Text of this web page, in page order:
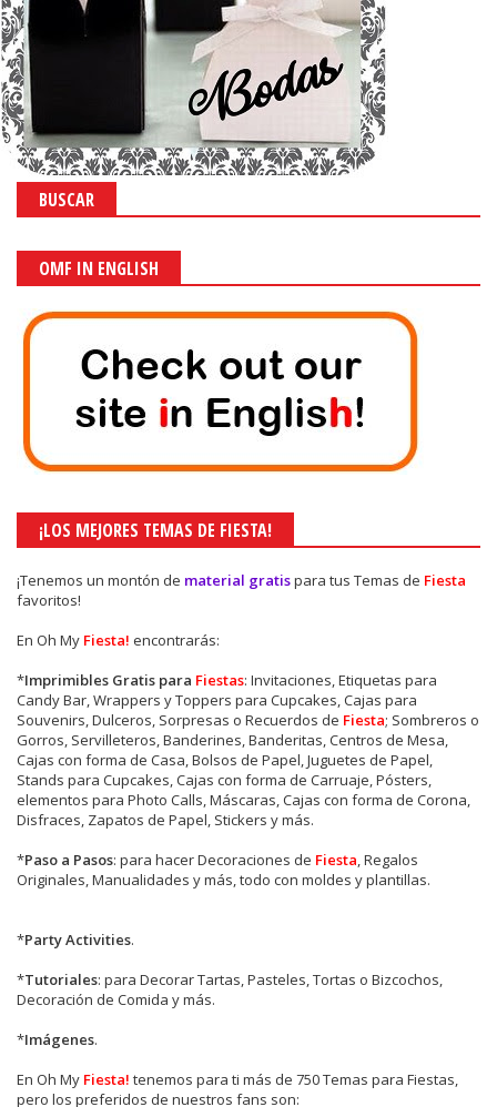
BUSCAR
OMF IN ENGLISH
¡LOS MEJORES TEMAS DE FIESTA!
¡Tenemos un montón de material gratispara tus Temas de Fiesta
favoritos!
En Oh My Fiesta! encontrarás:
*Imprimibles Gratis para Fiestas: Invitaciones, Etiquetas para
Candy Bar, Wrappers y Toppers para Cupcakes, Cajas para
Souvenirs, Dulceros, Sorpresas o Recuerdos de Fiesta; Sombreros o
Gorros, Servilleteros, Banderines, Banderitas, Centros de Mesa,
Cajas con forma de Casa, Bolsos de Papel, Juguetes de Papel,
Stands para Cupcakes, Cajas con forma de Carruaje, Pósters,
elementos para Photo Calls, Máscaras, Cajas con forma de Corona,
Disfraces, Zapatos de Papel, Stickers y más.
*Paso a Pasos: para hacer Decoraciones de Fiesta, Regalos
Originales, Manualidades y más, todo con moldes y plantillas.
*Party Activities.
*Tutoriales: para Decorar Tartas, Pasteles, Tortas o Bizcochos,
Decoración de Comida y más.
*Imágenes.
En Oh My Fiesta! tenemos para ti más de 750 Temas para Fiestas,
pero los preferidos de nuestros fans son: